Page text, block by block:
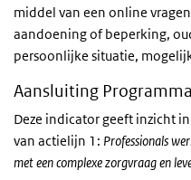
middel van een online
aandoening of beperking,
persoonlijke situatie,
Aansluiting
Deze indicator geeft inzicht
van actielijn 1: Professionals
met een complexe zorgvraag en